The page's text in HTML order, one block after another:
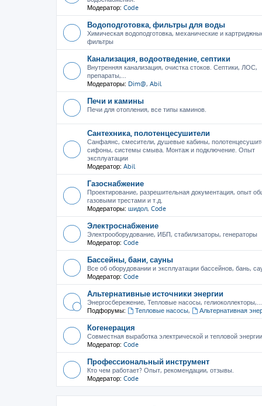
Модератор: Code
Водоподготовка, фильтры для воды
Химическая водоподготовка, механические и
фильтры
Канализация, водоотведение, септики
Внутренняя канализация, очистка стоков. Септики, ЛОС,
препараты,...
Модераторы: Dim@, Abil
Печи и камины
Печи для отопления, все типы каминов.
Сантехника, полотенцесушители
Санфаянс, смесители, душевые кабины,
сифоны, системы смыва. Монтаж и подключение. Опыт
эксплуатации
Модератор: Abil
Газоснабжение
Проектирование, разрешительная документация, опыт
газовыми трестами и т.д.
Модераторы: шидол, Code
Электроснабжение
Электрооборудование, ИБП, стабилизаторы, генераторы
Модератор: Code
Бассейны, бани, сауны
Все об оборудовании и эксплуатации бассейнов, бань,
Модератор: Code
Альтернативные источники энергии
Энергосбережение, Тепловые насосы, гелиоколлекторы,...
Подфорумы:
Тепловые насосы, Альтернативная
Когенерация
Совместная выработка электрической и тепловой энергии
Модератор: Code
Профессиональный инструмент
Кто чем работает? Опыт, рекомендации, отзывы.
Модератор: Code